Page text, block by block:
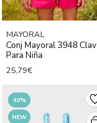
MAYORAL
Conj Mayoral 3948
Para Niña
25,79€
40%
NEW